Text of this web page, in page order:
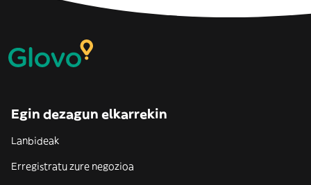
Egin dezagun elkarrekin
Lanbideak
Erregistratu zure negozioa